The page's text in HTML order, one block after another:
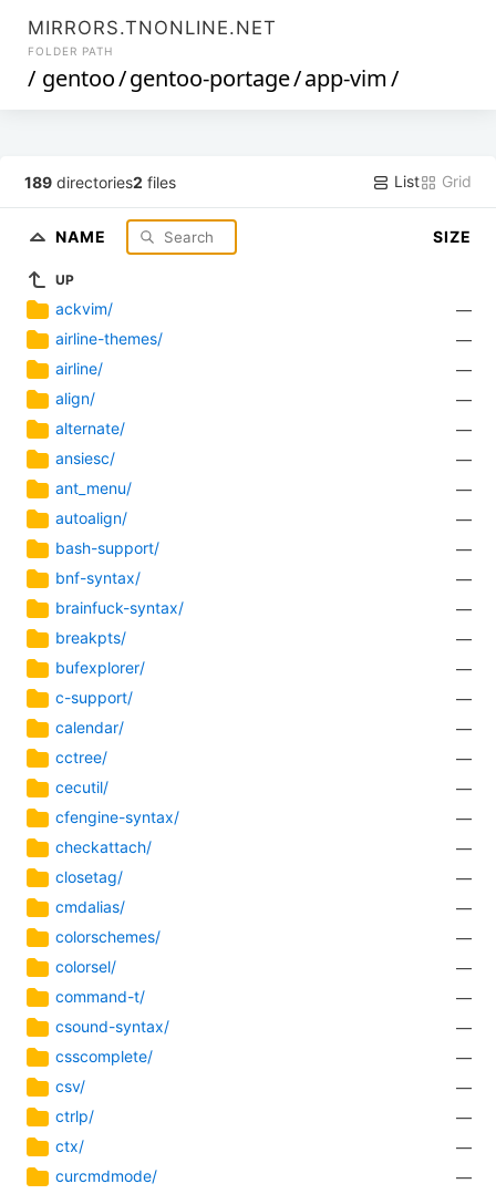
MIRRORS.TNONLINE.NET
FOLDER PATH
/ gentoo/gentoo-portage/app-vim/
189 directories2 files List Grid
NAME SIZE
UP
ackvim/
—
airline-themes/
—
airline/
—
align/
—
alternate/
—
ansiesc/
—
ant_menu/
—
autoalign/
—
bash-support/
—
bnf-syntax/
—
brainfuck-syntax/
—
breakpts/
—
bufexplorer/
—
c-support/
—
calendar/
—
cctree/
—
cecutil/
—
cfengine-syntax/
—
checkattach/
—
closetag/
—
cmdalias/
—
colorschemes/
—
colorsel/
—
command-t/
—
csound-syntax/
—
csscomplete/
—
csv/
—
ctrlp/
—
ctx/
—
curcmdmode/
—